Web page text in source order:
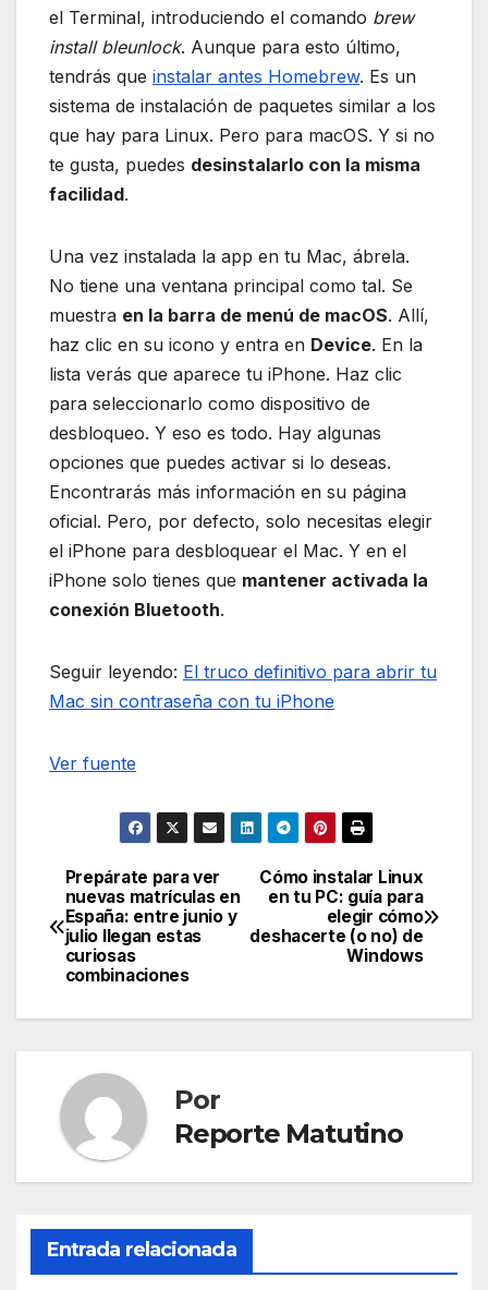
el Terminal, introduciendo el comando brew
install bleunlock. Aunque para esto último,
tendrás que instalar antes Homebrew. Es un
sistema de instalación de paquetes similar a los
que hay para Linux. Pero para macOS. Y si no
te gusta, puedes desinstalarlo con la misma
facilidad.
Una vez instalada la app en tu Mac, ábrela.
No tiene una ventana principal como tal. Se
muestra en la barra de menú de macOS. Allí,
haz clic en su icono y entra en Device. En la
lista verás que aparece tu iPhone. Haz clic
para seleccionarlo como dispositivo de
desbloqueo. Y eso es todo. Hay algunas
opciones que puedes activar si lo deseas.
Encontrarás más información en su página
oficial. Pero, por defecto, solo necesitas elegir
el iPhone para desbloquear el Mac. Y en el
iPhone solo tienes que mantener activada la
conexión Bluetooth.
Seguir leyendo: El truco definitivo para abrir tu
Mac sin contraseña con tu iPhone
Ver fuente
Navegación
de
entradas
Cómo instalar Linux
en tu PC: guía para
elegir cómo
deshacerte (o no) de
Windows
Prepárate para ver
nuevas matrículas en
España: entre junio y
julio llegan estas
curiosas
combinaciones
Por
Reporte Matutino
Entrada relacionada